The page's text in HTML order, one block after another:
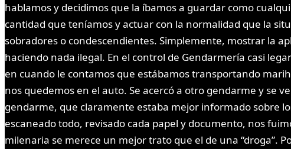
hablamos y decidimos que la íbamos a guardar como
cantidad que teníamos y actuar con la normalidad que la
sobradores o condescendientes. Simplemente, mostrar la
haciendo nada ilegal. En el control de Gendarmería casi
en cuando le contamos que estábamos transportando
nos quedemos en el auto. Se acercó a otro gendarme y se
gendarme, que claramente estaba mejor informado sobre
escaneado todo, revisado cada papel y documento, nos
milenaria se merece un mejor trato que el de una “droga”.